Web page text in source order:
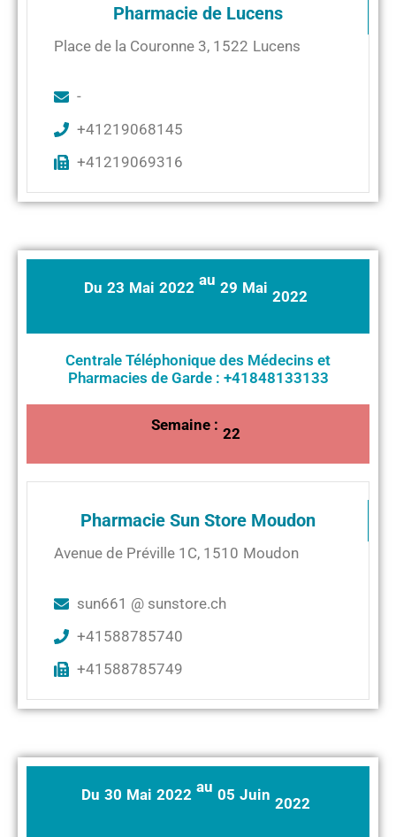
Pharmacie de Lucens
Place de la Couronne 3, 1522 Lucens
-
+41219068145
+41219069316
Du 23 Mai 2022 au 29 Mai 2022
Centrale Téléphonique des Médecins et
Pharmacies de Garde : +41848133133
Semaine : 22
Pharmacie Sun Store Moudon
Avenue de Préville 1C, 1510 Moudon
sun661 @ sunstore.ch
+41588785740
+41588785749
Du 30 Mai 2022 au 05 Juin 2022